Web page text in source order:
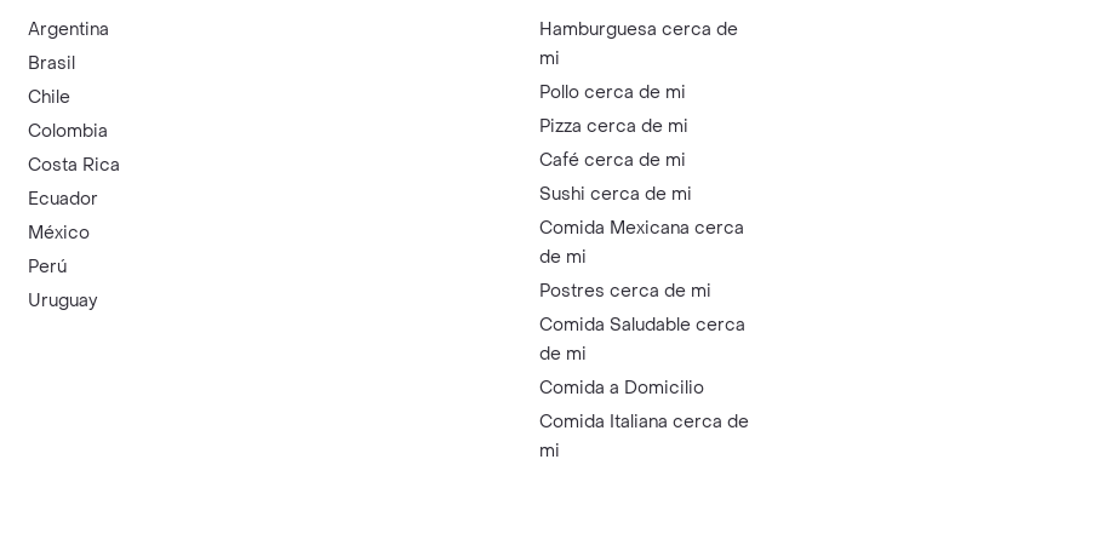
Argentina
Brasil
Chile
Colombia
Costa Rica
Ecuador
México
Perú
Uruguay
Hamburguesa cerca de
mi
Pollo cerca de mi
Pizza cerca de mi
Café cerca de mi
Sushi cerca de mi
Comida Mexicana cerca
de mi
Postres cerca de mi
Comida Saludable cerca
de mi
Comida a Domicilio
Comida Italiana cerca de
mi